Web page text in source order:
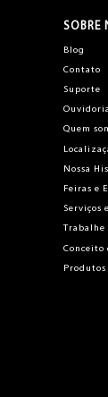
SOBRE
Blog
Contato
Suporte
Ouvidoria
Quem
Nossa
Feiras e
Serviços
Trabalhe
Conceito
Produtos